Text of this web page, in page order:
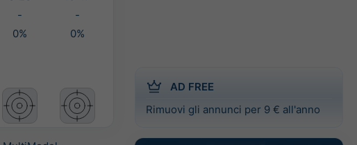
AD FREE
Rimuovi gli annunci per 9 € all'anno
-
-
0% 0%